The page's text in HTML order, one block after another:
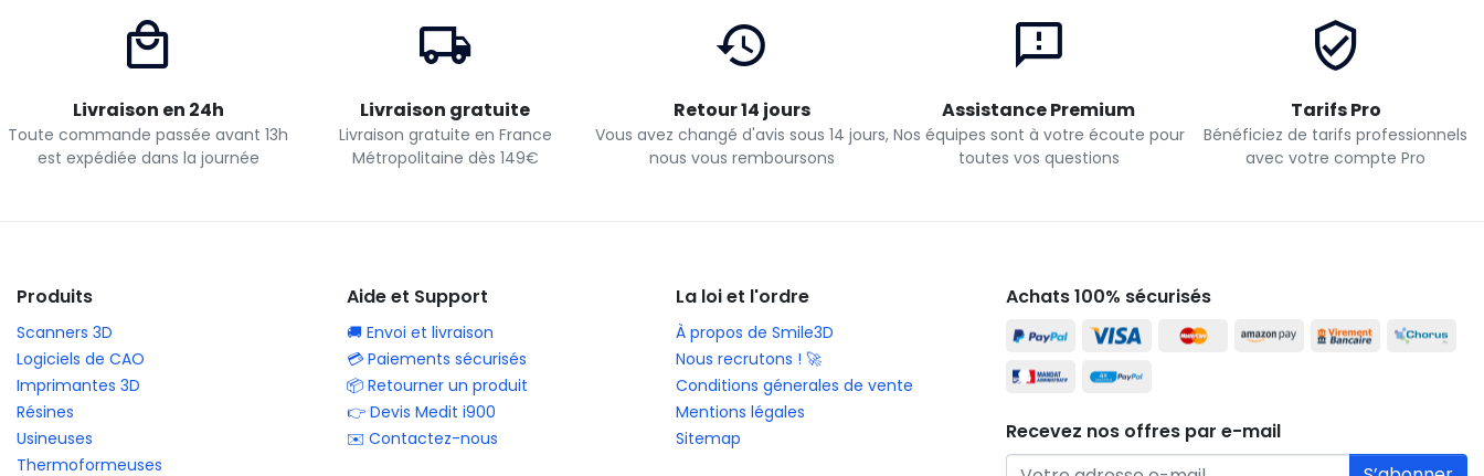
Livraison en 24h
Toute commande passée avant 13h
est expédiée dans la journée
Livraison gratuite
Livraison gratuite en France
Métropolitaine dès 149€
Retour 14 jours
Vous avez changé d'avis sous 14 jours,
nous vous remboursons
Assistance Premium
Nos équipes sont à votre écoute pour
toutes vos questions
Tarifs Pro
Bénéficiez de tarifs professionnels
avec votre compte Pro
Produits
Scanners 3D
Logiciels de CAO
Imprimantes 3D
Résines
Usineuses
Thermoformeuses
Aide et Support
🚚 Envoi et livraison
💳 Paiements sécurisés
📦 Retourner un produit
👉 Devis Medit i900
✉️ Contactez-nous
La loi et l'ordre
À propos de Smile3D
Nous recrutons ! 🚀
Conditions génerales de vente
Mentions légales
Sitemap
Achats 100% sécurisés
Recevez nos offres par e-mail